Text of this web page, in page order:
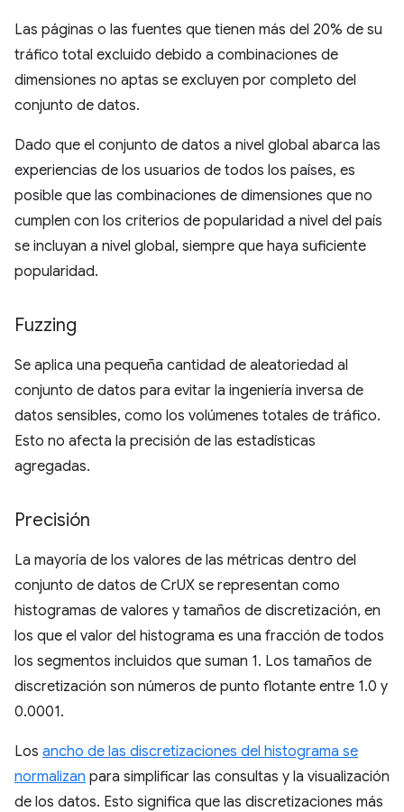
Las páginas o las fuentes que tienen más del 20% de su
tráfico total excluido debido a combinaciones de
dimensiones no aptas se excluyen por completo del
conjunto de datos.
Dado que el conjunto de datos a nivel global abarca las
experiencias de los usuarios de todos los países, es
posible que las combinaciones de dimensiones que no
cumplen con los criterios de popularidad a nivel del país
se incluyan a nivel global, siempre que haya suficiente
popularidad.
Fuzzing
Se aplica una pequeña cantidad de aleatoriedad al
conjunto de datos para evitar la ingeniería inversa de
datos sensibles, como los volúmenes totales de tráfico.
Esto no afecta la precisión de las estadísticas
agregadas.
Precisión
La mayoría de los valores de las métricas dentro del
conjunto de datos de CrUX se representan como
histogramas de valores y tamaños de discretización, en
los que el valor del histograma es una fracción de todos
los segmentos incluidos que suman 1. Los tamaños de
discretización son números de punto flotante entre 1.0 y
0.0001.
Los ancho de las discretizaciones del histograma se
normalizan para simplificar las consultas y la visualización
de los datos. Esto significa que las discretizaciones más